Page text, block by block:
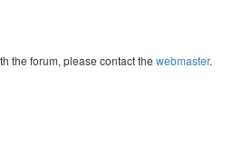
the forum, please contact the webmaster.